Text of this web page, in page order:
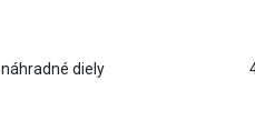
náhradné diely